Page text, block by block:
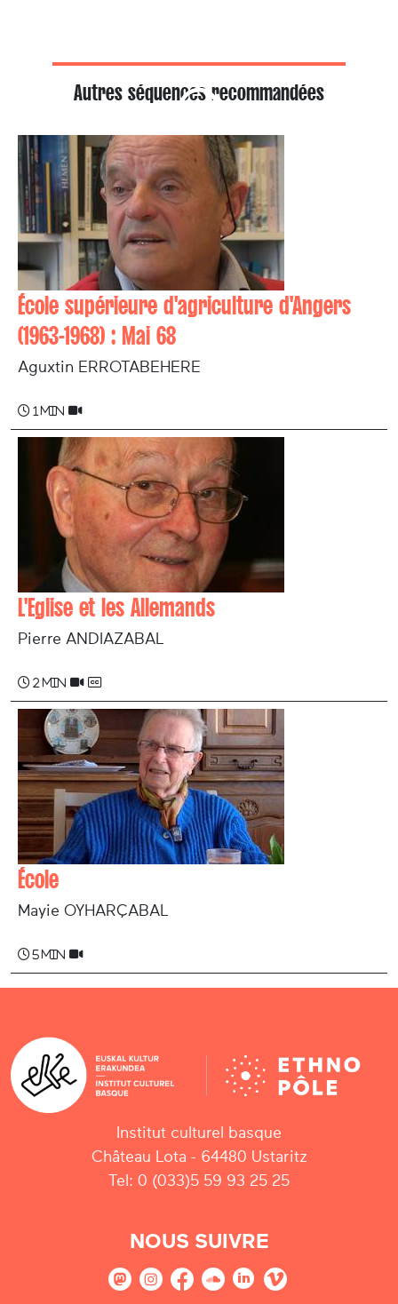
Autres séquences recommandées
École supérieure d'agriculture d'Angers
(1963-1968) : Mai 68
Aguxtin ERROTABEHERE
1 min
L'Eglise et les Allemands
Pierre ANDIAZABAL
2 min
École
Mayie OYHARÇABAL
5 min
Institut culturel basque
Château Lota - 64480 Ustaritz
Tel: 0 (033)5 59 93 25 25
NOUS SUIVRE